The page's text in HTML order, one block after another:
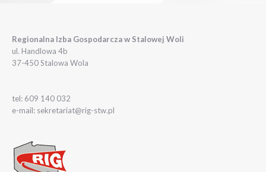
Regionalna Izba Gospodarcza w Stalowej Woli
ul. Handlowa 4b
37-450 Stalowa Wola
tel: 609 140 032
e-mail: sekretariat@rig-stw.pl